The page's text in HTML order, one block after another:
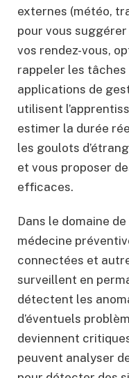
externes (météo,
pour vous
vos rendez-vous,
rappeler les
applications de
utilisent
estimer la durée
les goulots
et vous proposer
efficaces.
Dans le domaine
médecine
connectées et
surveillent en
détectent les
d’éventuels
deviennent
peuvent analyser